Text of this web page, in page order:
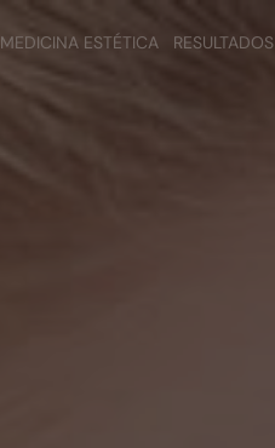
MEDICINA ESTÉTICA RESULTADOS